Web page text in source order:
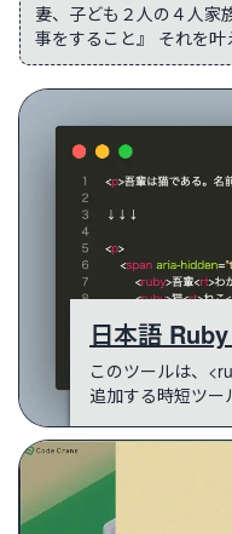
妻、子ども２人の４人家
事をすること』 それを
2023年9月に個人事業主とし
一つである『子どもに関
を実現すべく、この
た。
制作実績一覧
日本語
このツールは、
追加する時短ツー